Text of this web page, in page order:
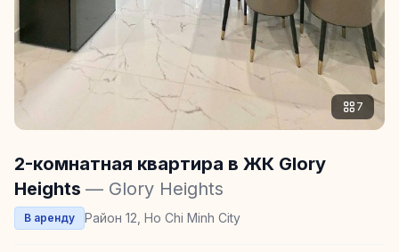
7
2-комнатная квартира в ЖК Glory
Heights — Glory Heights
В аренду Район 12, Ho Chi Minh City